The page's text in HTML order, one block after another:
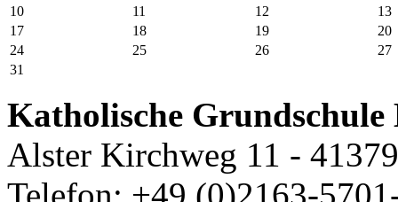
10
11 12
13
17
18 19
20
24
25 26
27
31
Katholische Grundschule
Alster Kirchweg 11 -
Telefon: +49 (0)2163-